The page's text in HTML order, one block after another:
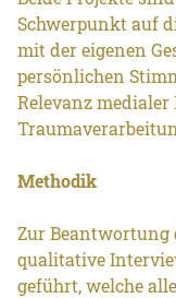
Schwerpunkt auf
mit der eigenen
persönlichen
Relevanz
Methodik
Zur Beantwortung
qualitative
geführt, welche